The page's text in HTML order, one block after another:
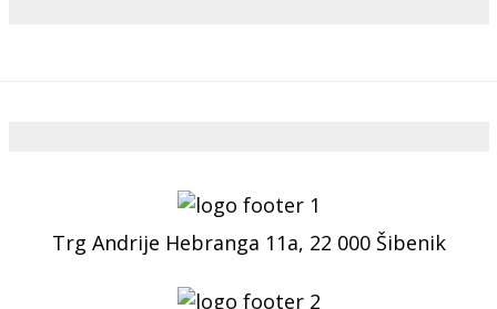
Trg Andrije Hebranga 11a, 22 000 Šibenik